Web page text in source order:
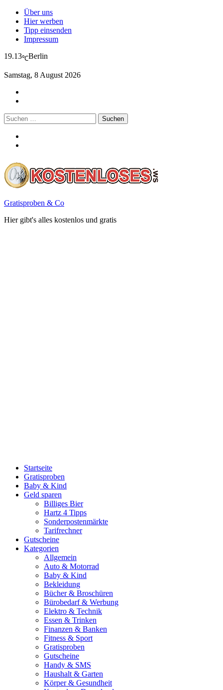
Über uns
Hier werben
Tipp einsenden
Impressum
19.13℃Berlin
Samstag, 8 August 2026
Suchen
nach:
Gratisproben & Co
Hier gibt's alles kostenlos und gratis
Startseite
Gratisproben
Baby & Kind
Geld sparen
Billiges Bier
Hartz 4 Tipps
Sonderpostenmärkte
Tarifrechner
Gutscheine
Kategorien
Allgemein
Auto & Motorrad
Baby & Kind
Bekleidung
Bücher & Broschüren
Bürobedarf & Werbung
Elektro & Technik
Essen & Trinken
Finanzen & Banken
Fitness & Sport
Gratisproben
Gutscheine
Handy & SMS
Haushalt & Garten
Körper & Gesundheit